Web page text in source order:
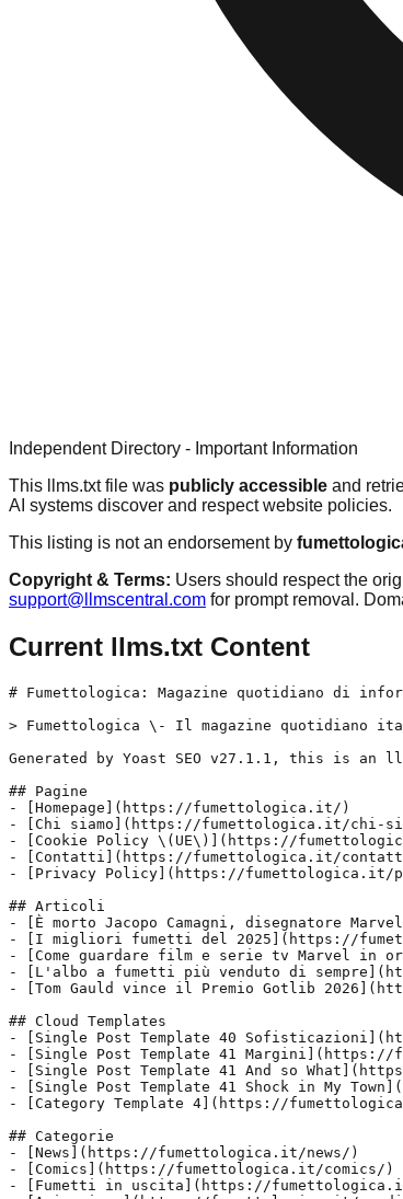
Independent Directory - Important Information
This llms.txt file was publicly accessible and
AI systems discover and respect website policies.
This listing is not an endorsement by
Copyright & Terms: Users should respect the
support@llmscentral.com for prompt removal.
Current llms.txt Content
# Fumettologica: Magazine quotidiano di
> Fumettologica \- Il magazine quotidiano
Generated by Yoast SEO v27.1.1, this is an
## Pagine
- [Homepage](https://fumettologica.it/)
- [Chi siamo](https://fumettologica.it/chi-
- [Cookie Policy \(UE\)](https://
- [Contatti](https://fumettologica.it/
- [Privacy Policy](https://fumettologica.it/
## Articoli
- [È morto Jacopo Camagni, disegnatore
- [I migliori fumetti del 2025](https://
- [Come guardare film e serie tv Marvel in
- [L'albo a fumetti più venduto di
- [Tom Gauld vince il Premio Gotlib
## Cloud Templates
- [Single Post Template 40
- [Single Post Template 41 Margini](https://
- [Single Post Template 41 And so
- [Single Post Template 41 Shock in My
- [Category Template 4](https://
## Categorie
- [News](https://fumettologica.it/news/)
- [Comics](https://fumettologica.it/comics/)
- [Fumetti in uscita](https://